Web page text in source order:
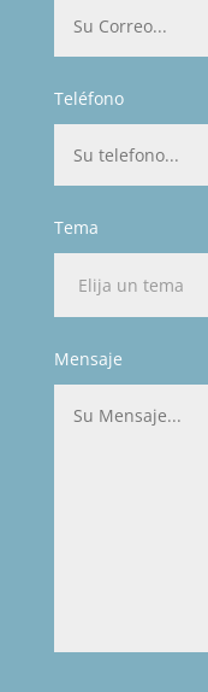
Teléfono
Tema
Mensaje